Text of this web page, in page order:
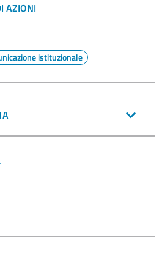
AZIONI
istituzionale